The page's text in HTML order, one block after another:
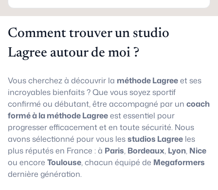
Comment trouver un studio
Lagree autour de moi ?
Vous cherchez à découvrir la méthode Lagreeet ses
incroyables bienfaits ? Que vous soyez sportif
confirmé ou débutant, être accompagné par un coach
formé à la méthode Lagreeest essentiel pour
progresser efficacement et en toute sécurité. Nous
avons sélectionné pour vous lesstudios Lagree les
plus réputés en France : à Paris, Bordeaux, Lyon, Nice
ou encore Toulouse, chacun équipé de Megaformers
dernière génération.